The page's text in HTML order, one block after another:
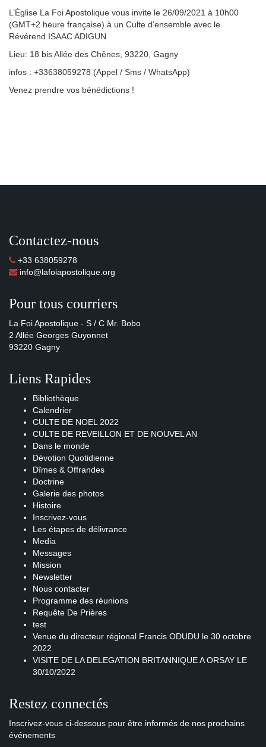
L’Église La Foi Apostolique vous invite le 26/09/2021 à 10h00
(GMT+2 heure française) à un Culte d’ensemble avec le
Révérend ISAAC ADIGUN
Lieu: 18 bis Allée des Chênes, 93220, Gagny
infos : +33638059278 (Appel / Sms / WhatsApp)
Venez prendre vos bénédictions !
Contactez-nous
+33 638059278
info@lafoiapostolique.org
Pour tous courriers
La Foi Apostolique - S / C Mr. Bobo
2 Allée Georges Guyonnet
93220 Gagny
Liens Rapides
Bibliothèque
Calendrier
CULTE DE NOEL 2022
CULTE DE REVEILLON ET DE NOUVEL AN
Dans le monde
Dévotion Quotidienne
Dîmes & Offrandes
Doctrine
Galerie des photos
Histoire
Inscrivez-vous
Les étapes de délivrance
Media
Messages
Mission
Newsletter
Nous contacter
Programme des réunions
Requête De Prières
test
Venue du directeur régional Francis ODUDU le 30 octobre
2022
VISITE DE LA DELEGATION BRITANNIQUE A ORSAY LE
30/10/2022
Restez connectés
Inscrivez-vous ci-dessous pour être informés de nos prochains
événements